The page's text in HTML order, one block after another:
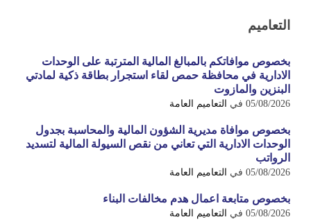
التعاميم
بخصوص موافاتكم بالمبالغ المالية المترتبة على الوحدات
الادارية في محافظة حمص لقاء استجرار بطاقة ذكية لمادتي
البنزين والمازوت
05/08/2026 في التعاميم العامة
بخصوص موافاة مديرية الشؤون المالية والمحاسبة بجدول
الوحدات الادارية التي تعاني من نقص السيولة المالية لتسديد
الرواتب
05/08/2026 في التعاميم العامة
بخصوص متابعة اعمال هدم مخالفات البناء
05/08/2026 في التعاميم العامة